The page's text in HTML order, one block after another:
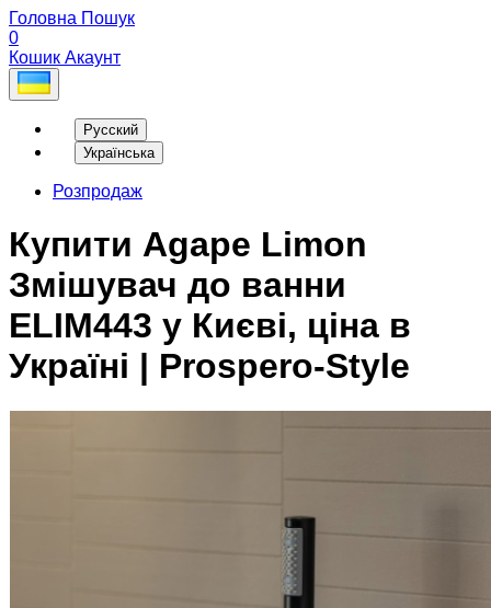
Головна Пошук
0
Кошик Акаунт
Русский
Українська
Розпродаж
Купити Agape Limon
Змішувач до ванни
ELIM443 у Києві, ціна в
Україні | Prospero-Style